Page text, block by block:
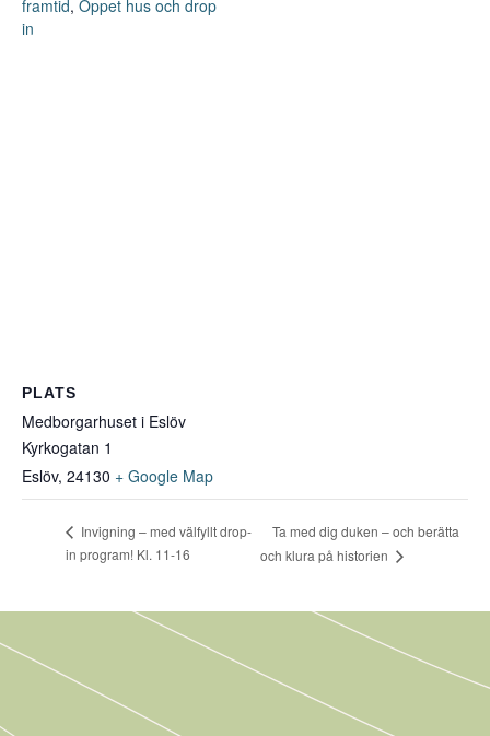
framtid, Öppet hus och drop
in
PLATS
Medborgarhuset i Eslöv
Kyrkogatan 1
Eslöv, 24130 + Google Map
Invigning – med välfyllt drop-
in program! Kl. 11-16
Ta med dig duken – och berätta
och klura på historien